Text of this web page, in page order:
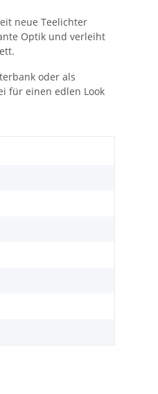
neue Teelichter
Optik und verleiht
oder als
für einen edlen Look